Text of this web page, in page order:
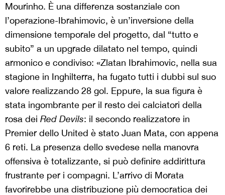
Mourinho. È una differenza sostanziale con
l’operazione-Ibrahimovic, è un’inversione della
dimensione temporale del progetto, dal “tutto e
subito” a un upgrade dilatato nel tempo, quindi
armonico e condiviso: «Zlatan Ibrahimovic, nella sua
stagione in Inghilterra, ha fugato tutti i dubbi sul suo
valore realizzando 28 gol. Eppure, la sua figura è
stata ingombrante per il resto dei calciatori della
rosa dei Red Devils: il secondo realizzatore in
Premier dello United è stato Juan Mata, con appena
6 reti. La presenza dello svedese nella manovra
offensiva è totalizzante, si può definire addirittura
frustrante per i compagni. L’arrivo di Morata
favorirebbe una distribuzione più democratica dei